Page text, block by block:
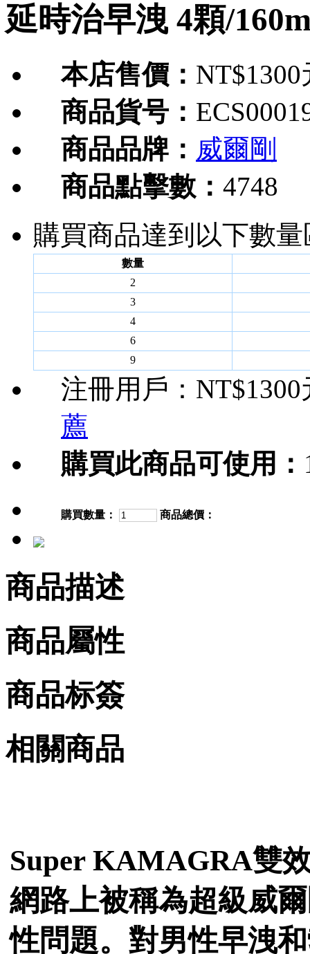
延時治早洩 4顆/
本店售價： NT$1300
商品貨号：
商品品牌： 威爾剛
商品點擊數： 4748
購買商品達到以下數
數量
2
3
4
6
9
注冊用戶： NT$1300
薦
購買此商品可使用：
購買數量： 商品總價：
商品描述
商品屬性
商品标簽
相關商品
Super KAMAGRA雙
網路上被稱為超級威
性問題。對男性早洩